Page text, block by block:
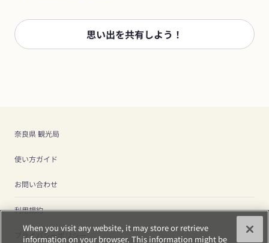
思い出を共有しよう！
奈良県 観光局
使い方ガイド
お問い合わせ
利用規約
プライバシーポリシー
When you visit any website, it may store or retrieve
information on your browser. This information might be